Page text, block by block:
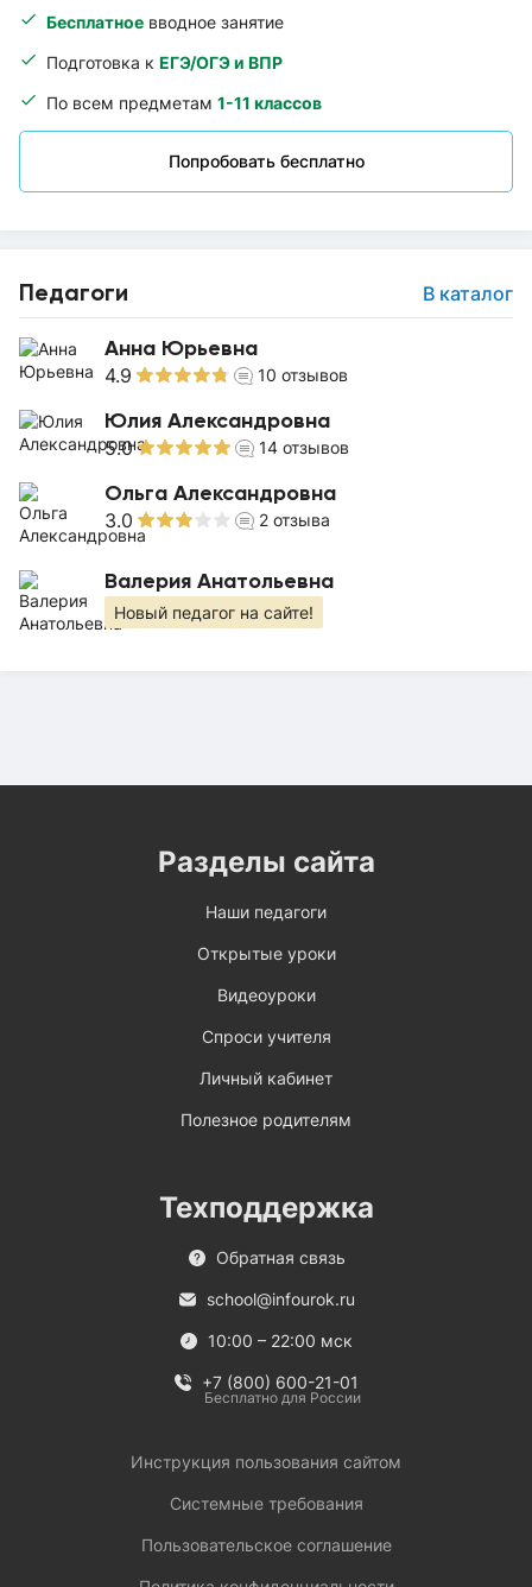
Бесплатное вводное занятие
Подготовка к ЕГЭ/ОГЭ и ВПР
По всем предметам 1-11 классов
Попробовать бесплатно
Педагоги В каталог
Анна Юрьевна
4.9 10 отзывов
Юлия Александровна
5.0 14 отзывов
Ольга Александровна
3.0 2 отзыва
Валерия Анатольевна
Новый педагог на сайте!
Разделы сайта
Наши педагоги
Открытые уроки
Видеоуроки
Спроси учителя
Личный кабинет
Полезное родителям
Техподдержка
Обратная связь
school@infourok.ru
10:00 – 22:00 мск
+7 (800) 600-21-01
Бесплатно для России
Инструкция пользования сайтом
Системные требования
Пользовательское соглашение